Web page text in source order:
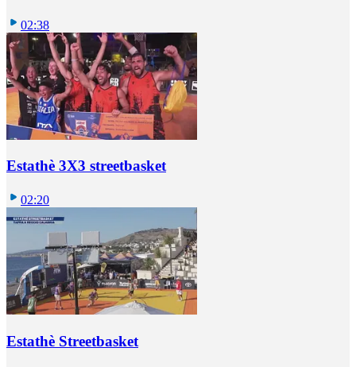
02:38
Estathè 3X3 streetbasket
02:20
Estathè Streetbasket